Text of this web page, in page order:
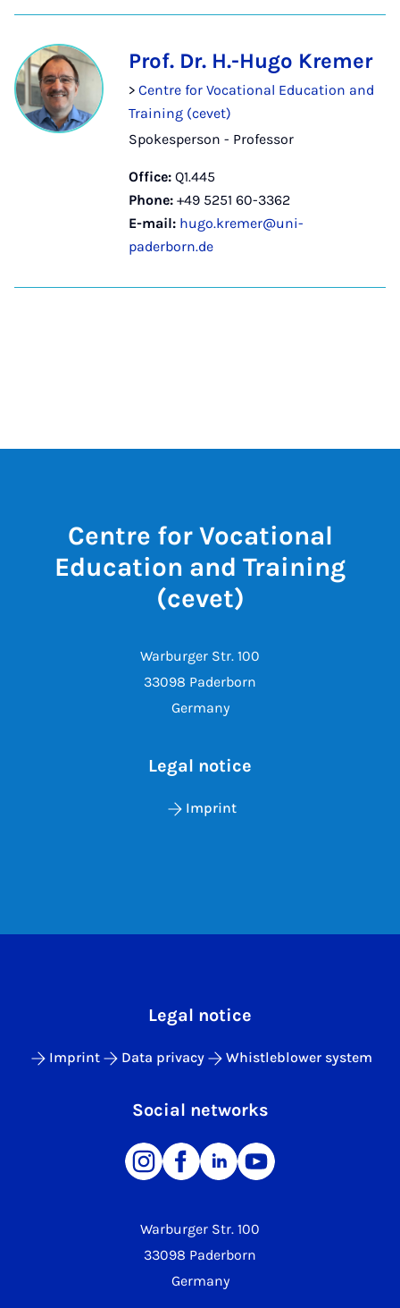
Prof. Dr. H.-Hugo Kremer
> Centre for Vocational Education and
Training (cevet)
Spokesperson - Professor
Office: Q1.445
Phone: +49 5251 60-3362
E-mail: hugo.kremer@uni-
paderborn.de
Centre for Vocational
Education and Training
(cevet)
Warburger Str. 100
33098 Paderborn
Germany
Legal notice
Imprint
Warburger Str. 100
33098 Paderborn
Germany
Legal notice
Imprint Data privacy Whistleblower system
Social networks